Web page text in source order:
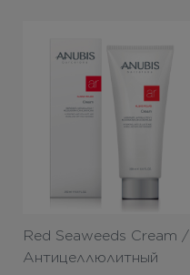
Red Seaweeds Cream /
Антицеллюлитный